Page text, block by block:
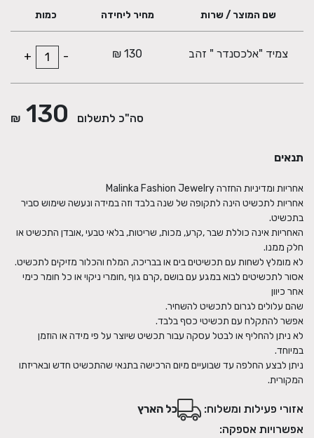
שם המוצר / שרות מחיר ליחידה כמות
צמיד "אלכסנדר " זהב 130 ₪
-
+
סה"כ לתשלום 130
₪
תנאים
אחריות לתכשיט הינה לתקופה של שנה בלבד וזה במידה ונעשה שימוש סביר
האחריות אינה כוללת שבר ,קרע, מכות, שריטות, בלאי טבעי ,אובדן התכשיט או
אסור לתכשיטים לבוא במגע עם בושם ,קרם גוף ,חומרי ניקוי או כל חומר כימי
לא ניתן להחליף או לבטל עסקה עבור תכשיט שיוצר על פי מידה או הוזמן
ניתן לבצע החלפה עד שבועיים מיום הרכישה בתנאי שהתכשיט חדש ובאריזתו
המקורית.
אזורי פעילות ומשלוח:
כל הארץ
אפשרויות אספקה: